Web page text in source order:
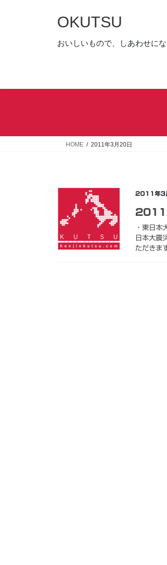
キ
に
OKUTSU
おいしいもので、しあわせに
HOME 2011年3月20日
2011年3
・東日本
日本大震
ただきま